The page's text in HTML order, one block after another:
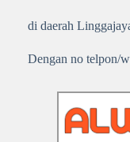
di daerah
Dengan no telpon/